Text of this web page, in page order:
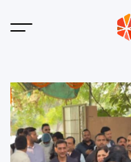
Menu